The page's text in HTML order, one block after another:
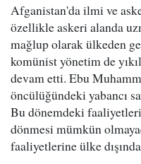
Afganistan'da ilmi ve
özellikle askeri alanda
mağlup olarak ülkeden
komünist yönetim de
devam etti. Ebu
öncülüğündeki yabancı
Bu dönemdeki
dönmesi mümkün
faaliyetlerine ülke